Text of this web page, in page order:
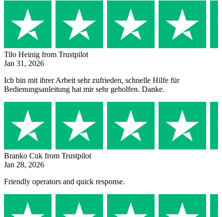
Tilo Heinig from Trustpilot
Jan 31, 2026
Ich bin mit ihrer Arbeit sehr zufrieden, schnelle Hilfe für
Bedienungsanleitung hat mir sehr geholfen. Danke.
Branko Cuk from Trustpilot
Jan 28, 2026
Friendly operators and quick response.